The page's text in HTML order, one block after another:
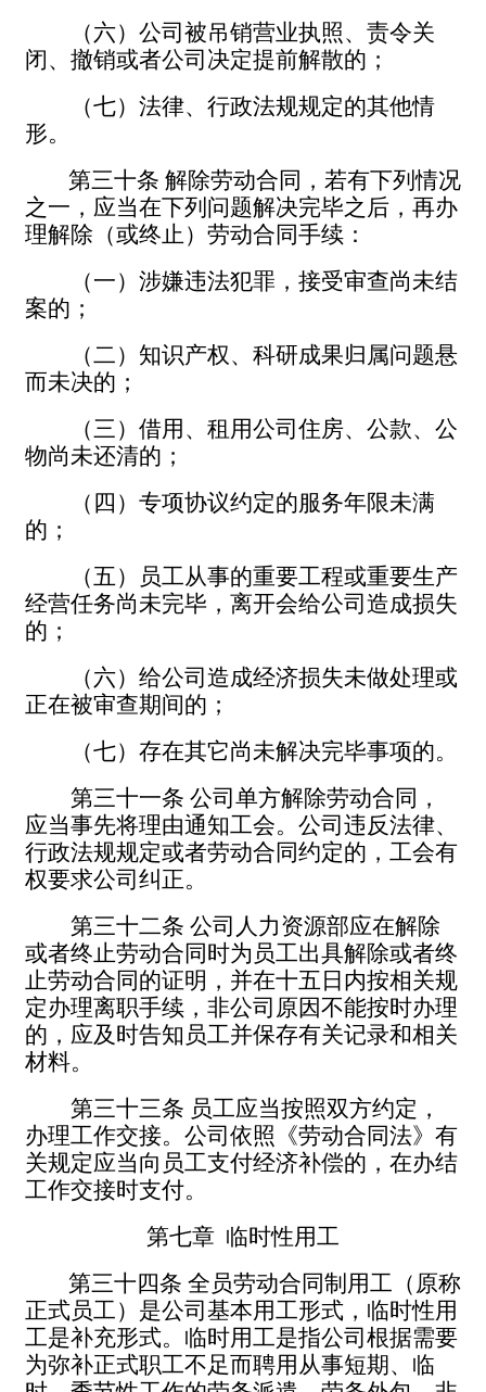
（六）公司被吊销营业执照、责令关
闭、撤销或者公司决定提前解散的；
（七）法律、行政法规规定的其他情
形。
第三十条 解除劳动合同，若有下列情况
之一，应当在下列问题解决完毕之后，再办
理解除（或终止）劳动合同手续：
（一）涉嫌违法犯罪，接受审查尚未结
案的；
（二）知识产权、科研成果归属问题悬
而未决的；
（三）借用、租用公司住房、公款、公
物尚未还清的；
（四）专项协议约定的服务年限未满
的；
（五）员工从事的重要工程或重要生产
经营任务尚未完毕，离开会给公司造成损失
的；
（六）给公司造成经济损失未做处理或
正在被审查期间的；
（七）存在其它尚未解决完毕事项的。
第三十一条 公司单方解除劳动合同，
应当事先将理由通知工会。公司违反法律、
行政法规规定或者劳动合同约定的，工会有
权要求公司纠正。
第三十二条 公司人力资源部应在解除
或者终止劳动合同时为员工出具解除或者终
止劳动合同的证明 ，并在十五日内按相关规
定办理离职手续，非公司原因不能按时办理
的，应及时告知员工并保存有关记录和相关
材料。
第三十三条 员工应当按照双方约定，
办理工作交接。公司依照《劳动合同法》有
关规定应当向员工支付经济补偿的，在办结
工作交接时支付。
第七章 临时性用工
第三十四条 全员劳动合同制用工（原称
正式员工）是公司基本用工形式， 临时性用
工是补充形式。临时用工是指公司根据需要
为弥补正式职工不足而聘用从事短期、临